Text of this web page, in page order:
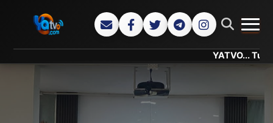
YATVO... Tu Canal